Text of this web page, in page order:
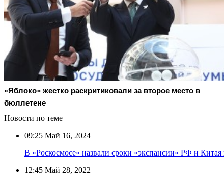
«Яблоко» жестко раскритиковали за второе место в
бюллетене
Новости по теме
09:25 Май 16, 2024
В «Роскосмосе» назвали сроки «экспансии» РФ и
12:45 Май 28, 2022